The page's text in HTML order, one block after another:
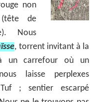
non
de
Nous
, torrent invitant à la
un carrefour où un
laisse perplexes
; sentier escarpé